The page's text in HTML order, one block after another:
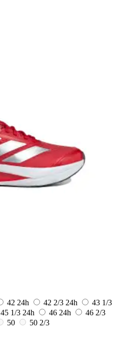
42 24h 42 2/3 24h
43 1/3
45 1/3 24h 46 24h
46 2/3
50
50 2/3